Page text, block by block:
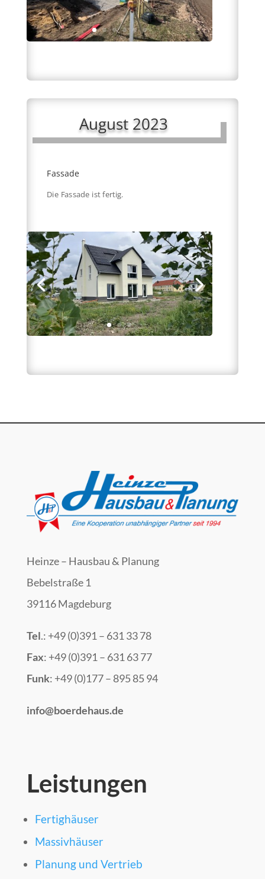
August 2023
Fassade
Die Fassade ist fertig.
Heinze – Hausbau & Planung
Bebelstraße 1
39116 Magdeburg
Tel.: +49 (0)391 – 631 33 78
Fax: +49 (0)391 – 631 63 77
Funk: +49 (0)177 – 895 85 94
info@boerdehaus.de
Leistungen
Fertighäuser
Massivhäuser
Planung und Vertrieb